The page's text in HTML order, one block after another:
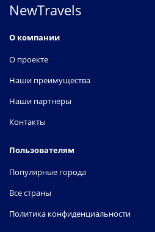
NewTravels
О компании
О проекте
Наши преимущества
Наши партнеры
Контакты
Пользователям
Популярные города
Все страны
Политика конфиденциальности